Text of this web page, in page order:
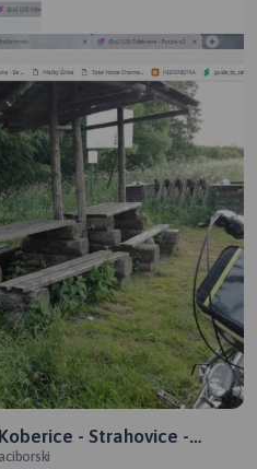
- Strahovice -
Sudice - Pietraszyn